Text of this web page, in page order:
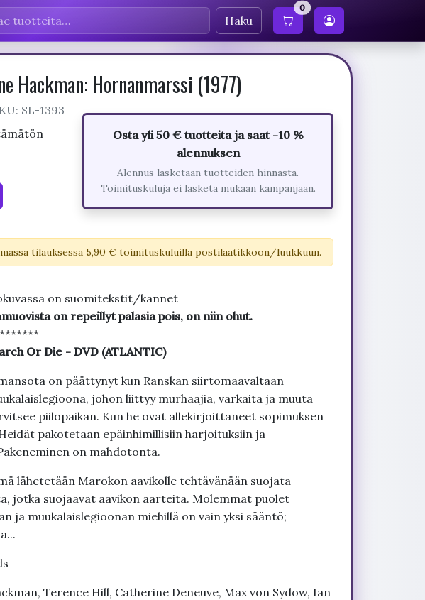
Haku
0
Hackman: Hornanmarssi (1977)
SL-1393
Osta yli 50 € tuotteita ja saat -10 %
alennuksen
Alennus lasketaan tuotteiden hinnasta.
Toimituskuluja ei lasketa mukaan kampanjaan.
tilauksessa 5,90 € toimituskuluilla postilaatikkoon/luukkuun.
on suomitekstit/kannet
on repeillyt palasia pois, on niin ohut.
Or Die - DVD (ATLANTIC)
on päättynyt kun Ranskan siirtomaavaltaan
johon liittyy murhaajia, varkaita ja muuta
piilopaikan. Kun he ovat allekirjoittaneet sopimuksen
pakotetaan epäinhimillisiin harjoituksiin ja
on mahdotonta.
lähetetään Marokon aavikolle tehtävänään suojata
jotka suojaavat aavikon aarteita. Molemmat puolet
ja muukalaislegioonan miehillä on vain yksi sääntö;
Terence Hill, Catherine Deneuve, Max von Sydow, Ian